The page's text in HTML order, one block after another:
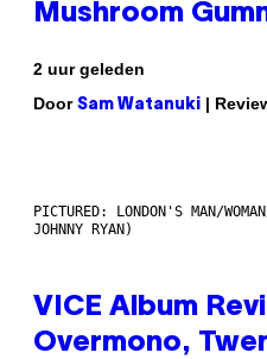
Mushroom
2 uur geleden
Door Sam Watanuki |
PICTURED: LONDON'S MAN/
JOHNNY RYAN)
VICE Album
Overmono,